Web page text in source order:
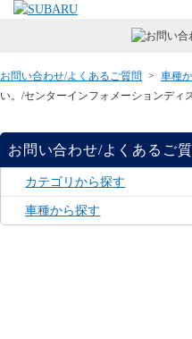
お問い合わせ/よくあるご質問 > 車種
い。/センターインフォメーションディ
お問い合わせ/よくあるご
カテゴリから探す
車種から探す